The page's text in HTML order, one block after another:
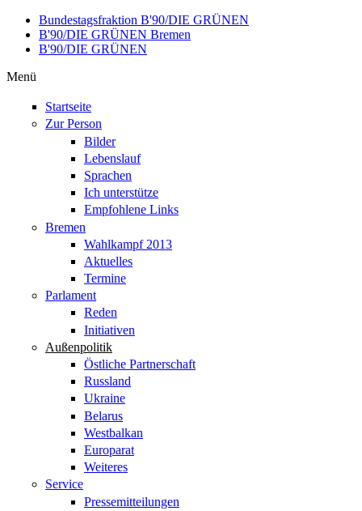
Direkt zum Inhalt
Bundestagsfraktion B'90/DIE GRÜNEN
B'90/DIE GRÜNEN Bremen
B'90/DIE GRÜNEN
Menü
Startseite
Zur Person
Bilder
Lebenslauf
Sprachen
Ich unterstütze
Empfohlene Links
Bremen
Wahlkampf 2013
Aktuelles
Termine
Parlament
Reden
Initiativen
Außenpolitik
Östliche Partnerschaft
Russland
Ukraine
Belarus
Westbalkan
Europarat
Weiteres
Service
Pressemitteilungen